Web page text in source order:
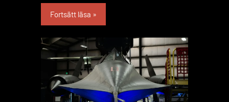
Fortsätt läsa